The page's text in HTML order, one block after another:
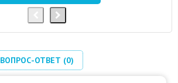
ВОПРОС-ОТВЕТ (0)